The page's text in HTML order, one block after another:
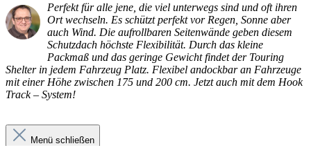
Perfekt für alle jene, die viel unterwegs sind und oft ihren
Ort wechseln. Es schützt perfekt vor Regen, Sonne aber
auch Wind. Die aufrollbaren Seitenwände geben diesem
Schutzdach höchste Flexibilität. Durch das kleine
Packmaß und das geringe Gewicht findet der Touring
Shelter in jedem Fahrzeug Platz. Flexibel andockbar an Fahrzeuge
mit einer Höhe zwischen 175 und 200 cm. Jetzt auch mit dem Hook
Track – System!
Menü schließen